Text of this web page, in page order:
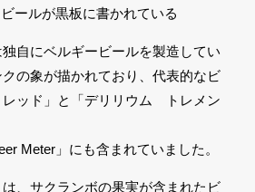
ールが黒板に書かれている
自にベルギービールを製造してい
の象が描かれており、代表的なビ
ッド」と「デリリウム トレメン
Meter」にも含まれていました。
は、サクランボの果実が含まれたビ